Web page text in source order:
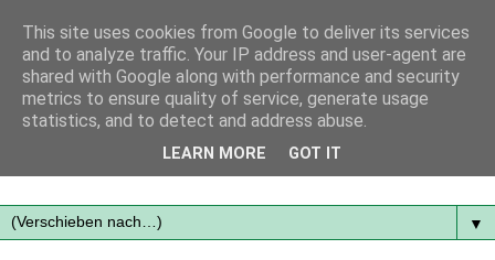
Mit frischen Themen aus der Region immer auf dem
▼
This site uses cookies from Google to deliver its services
and to analyze traffic. Your IP address and user-agent are
shared with Google along with performance and security
metrics to ensure quality of service, generate usage
statistics, and to detect and address abuse.
LEARN MORE GOT IT